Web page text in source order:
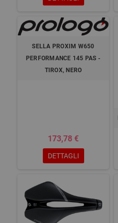
SELLA PROXIM W650
PERFORMANCE 145 PAS -
TIROX, NERO
173,78 €
DETTAGLI